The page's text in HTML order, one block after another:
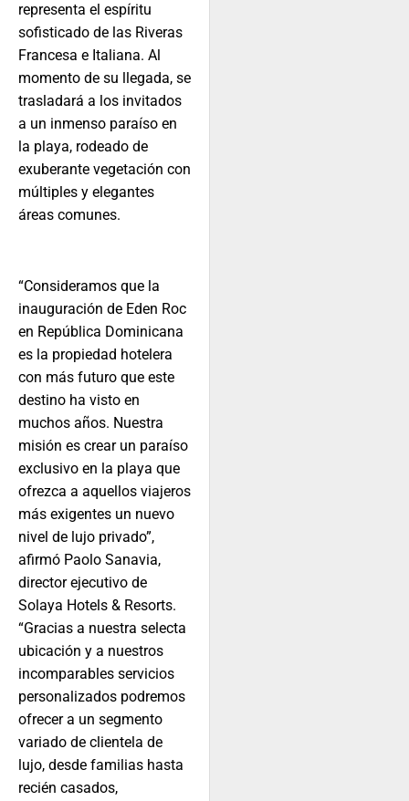
representa el espíritu
sofisticado de las Riveras
Francesa e Italiana. Al
momento de su llegada, se
trasladará a los invitados
a un inmenso paraíso en
la playa, rodeado de
exuberante vegetación con
múltiples y elegantes
áreas comunes.
“Consideramos que la
inauguración de Eden Roc
en República Dominicana
es la propiedad hotelera
con más futuro que este
destino ha visto en
muchos años. Nuestra
misión es crear un paraíso
exclusivo en la playa que
ofrezca a aquellos viajeros
más exigentes un nuevo
nivel de lujo privado”,
afirmó Paolo Sanavia,
director ejecutivo de
Solaya Hotels & Resorts.
“Gracias a nuestra selecta
ubicación y a nuestros
incomparables servicios
personalizados podremos
ofrecer a un segmento
variado de clientela de
lujo, desde familias hasta
recién casados,